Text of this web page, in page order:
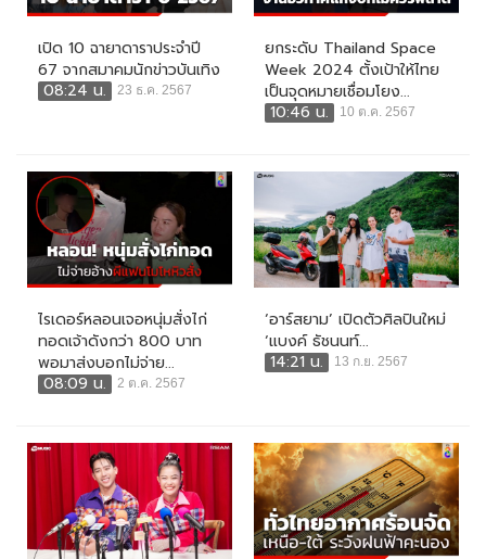
เปิด 10 ฉายาดาราประจำปี
67 จากสมาคมนักข่าวบันเทิง
08:24 น.
23 ธ.ค. 2567
ยกระดับ Thailand Space
Week 2024 ตั้งเป้าให้ไทย
เป็นจุดหมายเชื่อมโยง...
10:46 น.
10 ต.ค. 2567
ไรเดอร์หลอนเจอหนุ่มสั่งไก่
ทอดเจ้าดังกว่า 800 บาท
พอมาส่งบอกไม่จ่าย...
08:09 น.
2 ต.ค. 2567
‘อาร์สยาม’ เปิดตัวศิลปินใหม่
‘แบงค์ ธัชนนท์...
14:21 น.
13 ก.ย. 2567